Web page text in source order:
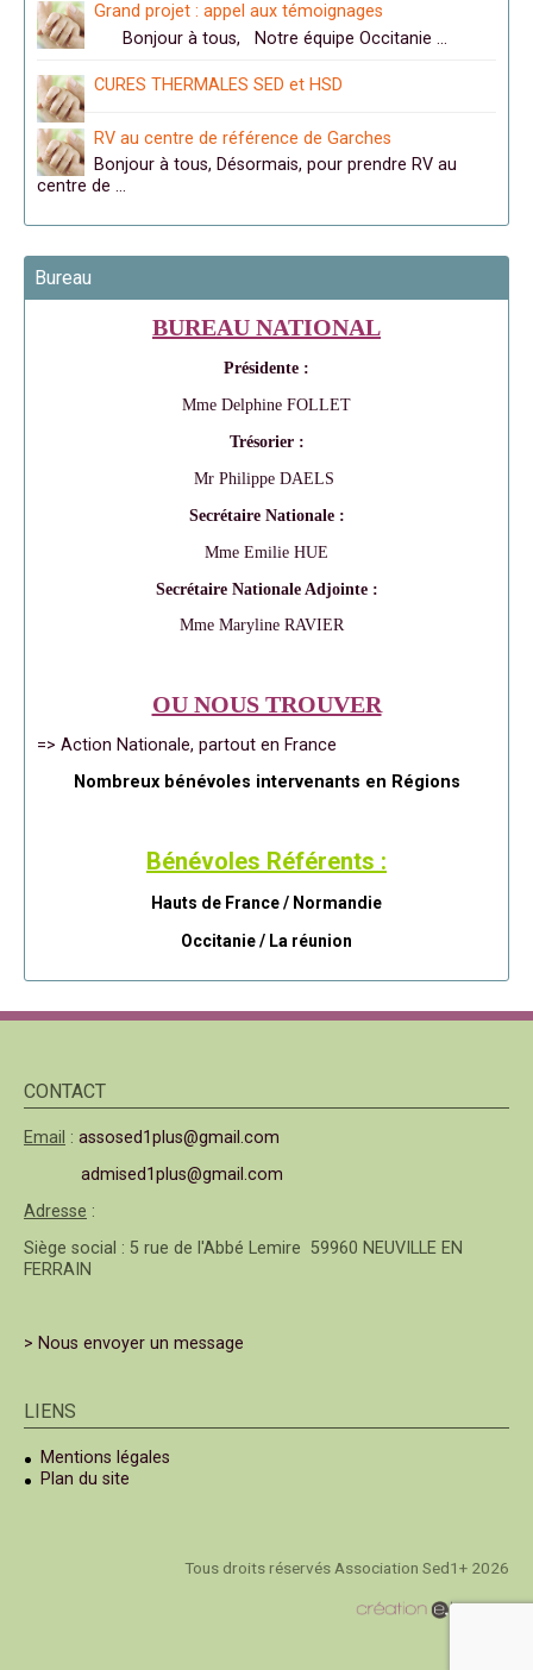
Grand projet : appel aux témoignages
Bonjour à tous, Notre équipe Occitanie …
CURES THERMALES SED et HSD
RV au centre de référence de Garches
Bonjour à tous, Désormais, pour prendre RV au
centre de …
Bureau
BUREAU NATIONAL
Présidente :
Mme Delphine FOLLET
Trésorier :
Mr Philippe DAELS
Secrétaire Nationale :
Mme Emilie HUE
Secrétaire Nationale Adjointe :
Mme Maryline RAVIER
OU NOUS TROUVER
=> Action Nationale, partout en France
Nombreux bénévoles intervenants en Régions
Bénévoles Référents :
Hauts de France / Normandie
Occitanie / La réunion
CONTACT
Email : assosed1plus@gmail.com
admised1plus@gmail.com
Adresse :
Siège social : 5 rue de l'Abbé Lemire 59960 NEUVILLE EN
FERRAIN
> Nous envoyer un message
LIENS
Mentions légales
Plan du site
Tous droits réservés Association Sed1+ 2026